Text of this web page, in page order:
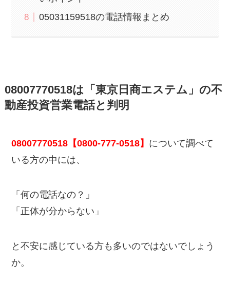
05031159518の電話情報まとめ
08007770518は「東京日商エステム」の不
動産投資営業電話と判明
08007770518【0800-777-0518】 について調べて
いる方の中には、
「何の電話なの？」
「正体が分からない」
と不安に感じている方も多いのではないでしょう
か。